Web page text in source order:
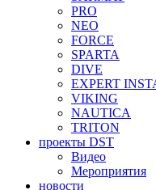
PRO
NEO
FORCE
SPARTA
DIVE
EXPERT
VIKING
NAUTICA
TRITON
проекты DST
Видео
Мероприятия
новости